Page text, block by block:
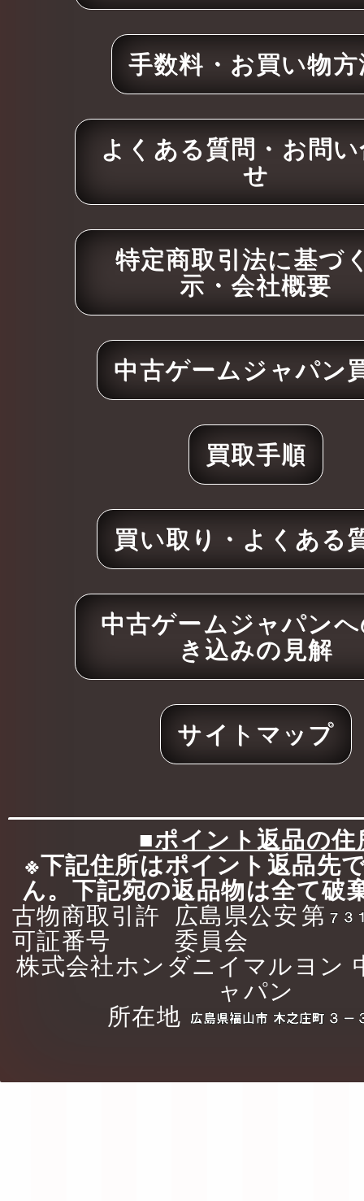
手数料・お買い物方
よくある質問・お問
せ
特定商取引法に基づ
示・会社概要
中古ゲームジャパン
買取手順
買い取り・よくある
中古ゲームジャパン
き込みの見解
サイトマップ
■ポイント返品の住
※下記住所はポイント返品先
ん。下記宛の返品物は全て破
古物商取引許
可証番号
広島県公安
委員会
第
株式会社ホンダニイマルヨン
ャパン
所在地